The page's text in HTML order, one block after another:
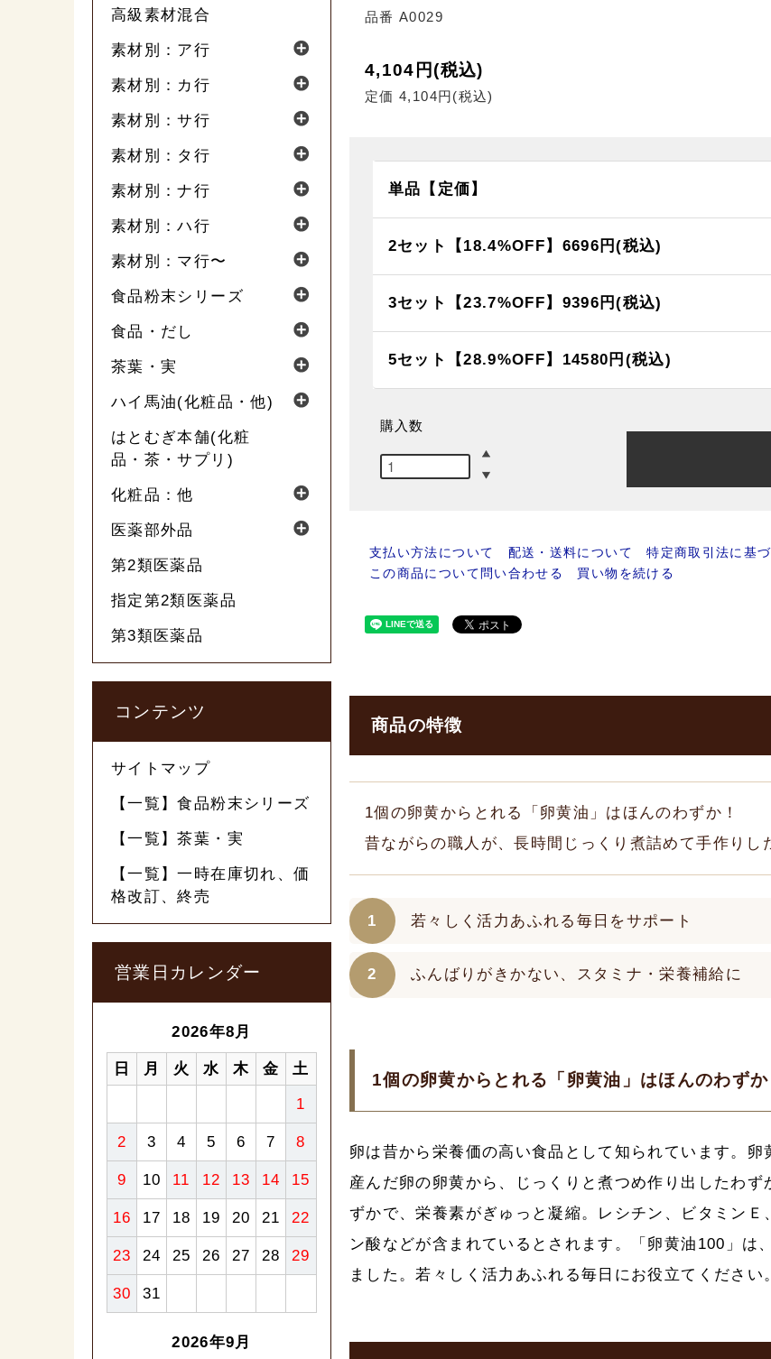
品番 A0029
4,104円(税込)
定価 4,104円(税込)
単品【定価】
2セット【18.4%OFF】6696円(税込)
3セット【23.7%OFF】9396円(税込)
5セット【28.9%OFF】14580円(税込)
購入数
支払い方法について 配送・送料について 特定商取引法に基
この商品について問い合わせる
買い物を続ける
商品の特徴
1個の卵黄からとれる「卵黄油」はほんのわずか！
昔ながらの職人が、長時間じっくり煮詰めて手作りし
若々しく活力あふれる毎日をサポート
ふんばりがきかない、スタミナ・栄養補給に
1個の卵黄からとれる「卵黄油」はほんのわずか
卵は昔から栄養価の高い食品として知られています。
産んだ卵の卵黄から、じっくりと煮つめ作り出したわ
ずかで、栄養素がぎゅっと凝縮。レシチン、ビタミン
ン酸などが含まれているとされます。「卵黄油100」は
ました。若々しく活力あふれる毎日にお役立てください。
高級素材混合
素材別：ア行
素材別：カ行
素材別：サ行
素材別：タ行
素材別：ナ行
素材別：ハ行
素材別：マ行〜
食品粉末シリーズ
食品・だし
茶葉・実
ハイ馬油(化粧品・他)
はとむぎ本舗(化粧
品・茶・サプリ)
化粧品：他
医薬部外品
第2類医薬品
指定第2類医薬品
第3類医薬品
コンテンツ
サイトマップ
【一覧】食品粉末シリーズ
【一覧】茶葉・実
【一覧】一時在庫切れ、価
格改訂、終売
営業日カレンダー
2026年8月
日 月 火 水 木 金 土
1
2 3 4 5 6 7 8
9 10 11 12 13 14 15
16 17 18 19 20 21 22
23 24 25 26 27 28 29
30 31
2026年9月